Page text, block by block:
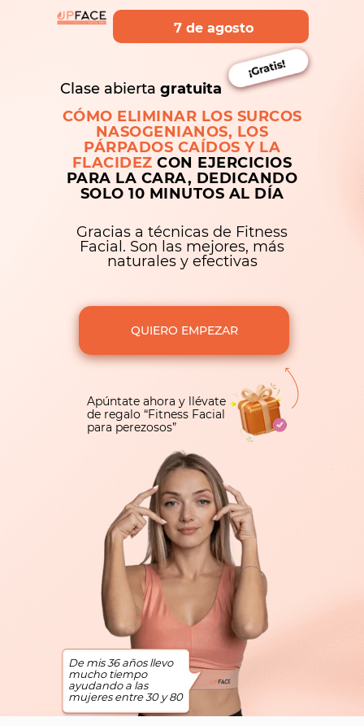
Clase abierta gratuita
CÓMO ELIMINAR LOS SURCOS
NASOGENIANOS, LOS
PÁRPADOS CAÍDOS Y LA
FLACIDEZCON EJERCICIOS
PARA LA CARA, DEDICANDO
SOLO 10 MINUTOS AL DÍA
Gracias a técnicas de Fitness
Facial. Son las mejores, más
naturales y efectivas
Apúntate ahora y llévate
de regalo “Fitness Facial
para perezosos”
De mis 36 años llevo
mucho tiempo
ayudando a las
mujeres entre 30 y 80
7 de agosto
QUIERO EMPEZAR